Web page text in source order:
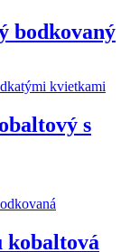
bodkovaný
s
kobaltová